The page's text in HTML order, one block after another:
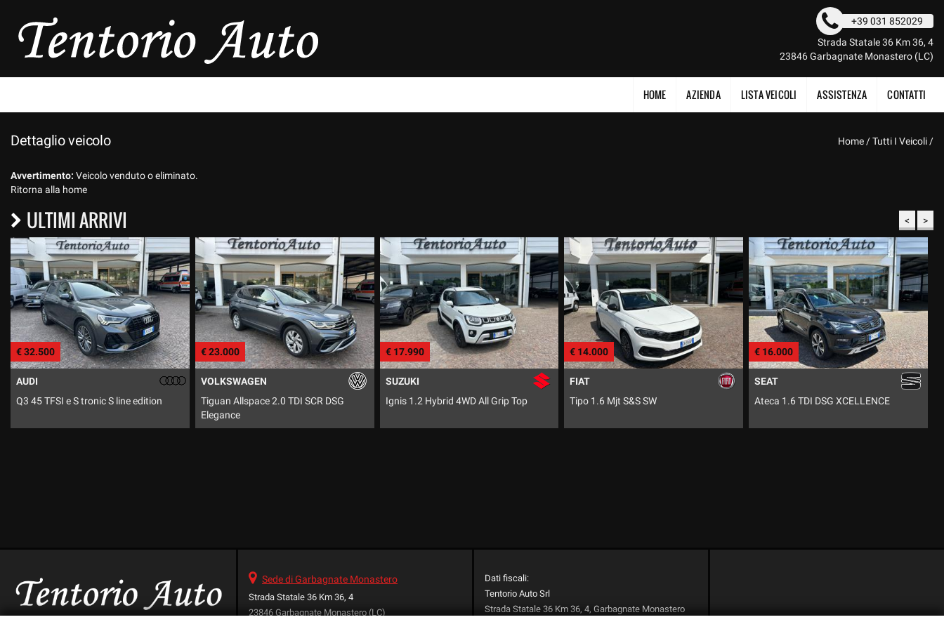
HOME
AZIENDA
ASSISTENZA
CONTATTI
+39 031 852029
Strada Statale 36 Km 36, 4
23846 Garbagnate Monastero (LC)
HOME AZIENDA LISTA VEICOLI ASSISTENZA CONTATTI
Dettaglio veicolo Home /Tutti I Veicoli /
Avvertimento: Veicolo venduto o eliminato.
Ritorna alla home
ULTIMI ARRIVI < >
€ 23.000
VOLKSWAGEN
Tiguan Allspace 2.0 TDI SCR DSG
€ 17.990
SUZUKI
Ignis 1.2 Hybrid 4WD All Grip Top
€ 14.000
FIAT
Tipo 1.6 Mjt S&S SW
€ 16.000
SEAT
Ateca 1.6 TDI DSG XCELLENCE
€ 16.000
PEUGEOT
Boxer 33 2.2 BlueHDi 120 S&S PM-TM
Sede di Garbagnate Monastero
Strada Statale 36 Km 36, 4
23846 Garbagnate Monastero (LC)
Dati fiscali:
Tentorio Auto Srl
Strada Statale 36 Km 36, 4, Garbagnate Monastero